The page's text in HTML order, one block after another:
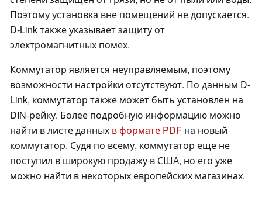
Поэтому установка вне помещений не допускается.
D-Link также указывает защиту от
электромагнитных помех.
Коммутатор является неуправляемым, поэтому
возможности настройки отсутствуют. По данным D-
Link, коммутатор также может быть установлен на
DIN-рейку. Более подробную информацию можно
найти в листе данных в формате PDF на новый
коммутатор. Судя по всему, коммутатор еще не
поступил в широкую продажу в США, но его уже
можно найти в некоторых европейских магазинах.